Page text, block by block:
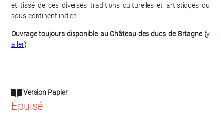
et tissé de ces diverses traditions culturelles et artistiques du
sous-continent indien.
Ouvrage toujours disponible au Château des ducs de Brtagne (y
aller)
Version Papier
Épuisé